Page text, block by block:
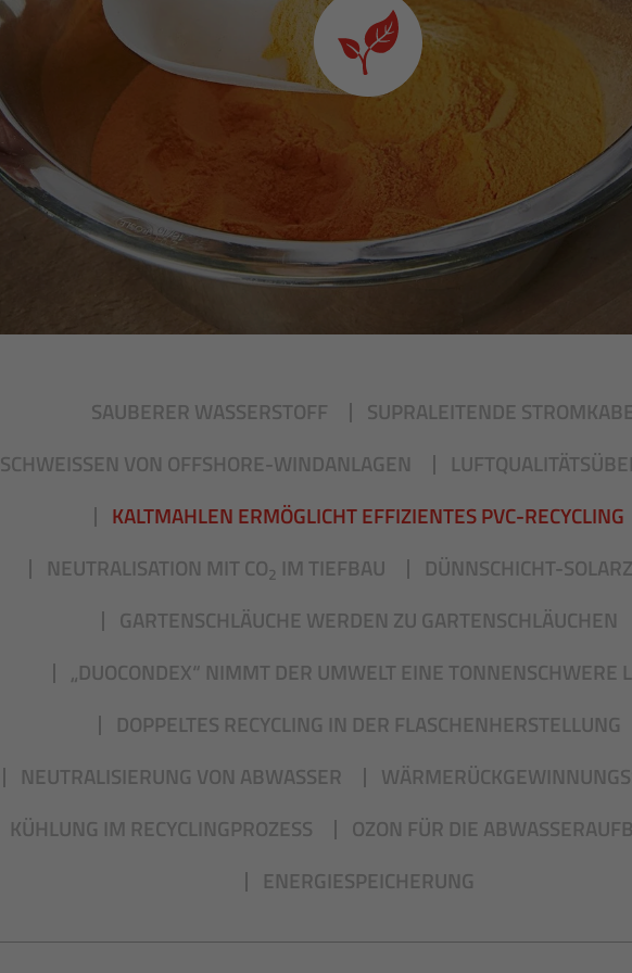
SAUBERER WASSERSTOFF
SUPRALEITENDE
SCHWEISSEN VON OFFSHORE-WINDANLAGEN
KALTMAHLEN ERMÖGLICHT EFFIZIENTES PVC-RECYCLING
NEUTRALISATION MIT CO2 IM TIEFBAU
DÜNNSCHICHT-
GARTENSCHLÄUCHE WERDEN ZU GARTENSCHLÄUCHEN
„DUOCONDEX“ NIMMT DER UMWELT EINE TONNENSCHWERE
DOPPELTES RECYCLING IN DER FLASCHENHERSTELLUNG
NEUTRALISIERUNG VON ABWASSER
KÜHLUNG IM RECYCLINGPROZESS
OZON FÜR DIE
ENERGIESPEICHERUNG